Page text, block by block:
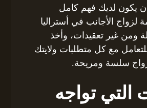
أن يكون لديك فهم كامل
لزواج الأجانب في أستراليا
ومن غير تعقيدات، وأخذ
مع كل متطلبات ولايتك
سلسة ومريحة.
التي تواجه